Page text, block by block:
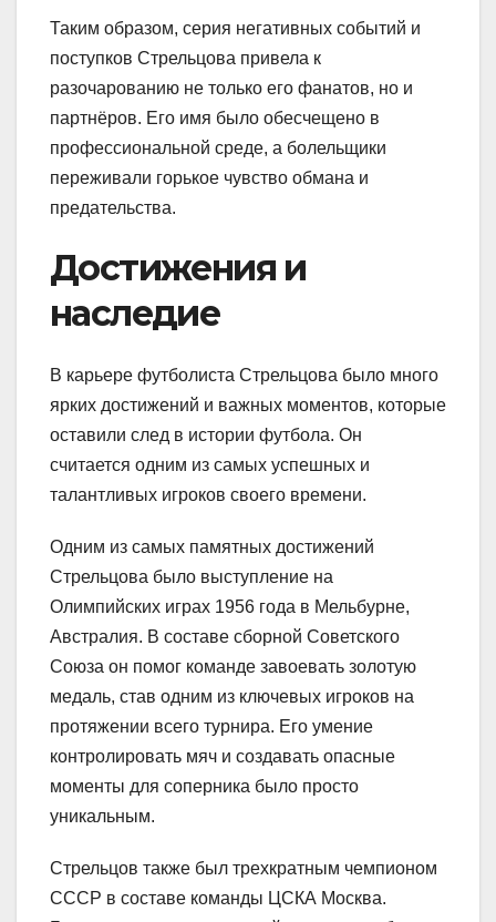
Таким образом, серия негативных событий и
поступков Стрельцова привела к
разочарованию не только его фанатов, но и
партнёров. Его имя было обесчещено в
профессиональной среде, а болельщики
переживали горькое чувство обмана и
предательства.
Достижения и
наследие
В карьере футболиста Стрельцова было много
ярких достижений и важных моментов, которые
оставили след в истории футбола. Он
считается одним из самых успешных и
талантливых игроков своего времени.
Одним из самых памятных достижений
Стрельцова было выступление на
Олимпийских играх 1956 года в Мельбурне,
Австралия. В составе сборной Советского
Союза он помог команде завоевать золотую
медаль, став одним из ключевых игроков на
протяжении всего турнира. Его умение
контролировать мяч и создавать опасные
моменты для соперника было просто
уникальным.
Стрельцов также был трехкратным чемпионом
СССР в составе команды ЦСКА Москва.